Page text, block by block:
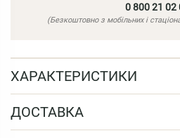
0 800 21 02
(Безкоштовно з мобільних і
ХАРАКТЕРИСТИКИ
ДОСТАВКА